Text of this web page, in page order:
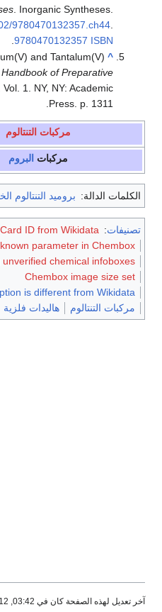
. Inorganic Syntheses.
9780470132357.ch44
ISBN
9780470132357
.
^
and Tantalum(V)
Handbook of Preparative
Vol. 1. NY, NY: Academic
Press. p. 1311.
مركبات التنتالوم
مركبات البروم
الكلمات الدالة: بروميد التنتالوم
تصنيفات:
ID from Wikidata
parameter in Chembox
chemical infoboxes
Chembox image size set
is different from Wikidata
مركبات التنتالوم
هاليدات فلزية
آخر تعديل لهذه الصفحة كان في 03:42, 12 سبتمبر 2022.